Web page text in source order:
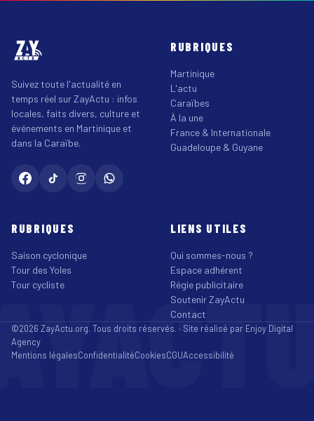
Suivez toute l'actualité en
temps réel sur ZayActu : infos
locales, faits divers, culture et
événements en Martinique et
dans la Caraïbe.
RUBRIQUES
Martinique
L'actu
Caraïbes
À la une
France & Internationale
Guadeloupe & Guyane
RUBRIQUES
Saison cyclonique
Tour des Yoles
Tour cycliste
LIENS UTILES
Qui sommes-nous ?
Espace adhérent
Régie publicitaire
Soutenir ZayActu
Contact
©2026 ZayActu.org. Tous droits réservés. · Site réalisé par Enjoy Digital
Agency
Mentions légalesConfidentialitéCookiesCGUAccessibilité